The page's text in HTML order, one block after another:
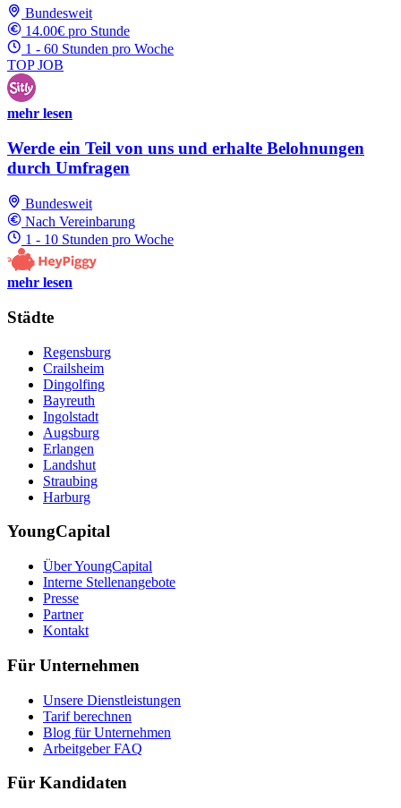
Bundesweit
14.00€ pro Stunde
1 - 60 Stunden pro Woche
TOP JOB
mehr lesen
Werde ein Teil von uns und erhalte Belohnungen
durch Umfragen
Bundesweit
Nach Vereinbarung
1 - 10 Stunden pro Woche
mehr lesen
Städte
Regensburg
Crailsheim
Dingolfing
Bayreuth
Ingolstadt
Augsburg
Erlangen
Landshut
Straubing
Harburg
YoungCapital
Über YoungCapital
Interne Stellenangebote
Presse
Partner
Kontakt
Für Unternehmen
Unsere Dienstleistungen
Tarif berechnen
Blog für Unternehmen
Arbeitgeber FAQ
Für Kandidaten